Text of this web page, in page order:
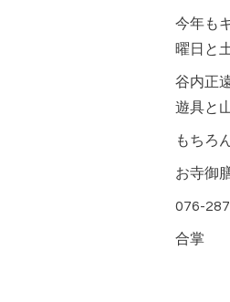
今年も
曜日と
谷内正
遊具と
もちろ
お寺御
076-
合掌